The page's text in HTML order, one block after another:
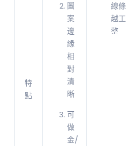
特
點
圖
案
邊
緣
相
對
清
晰
可
做
金/
線條
越工
整